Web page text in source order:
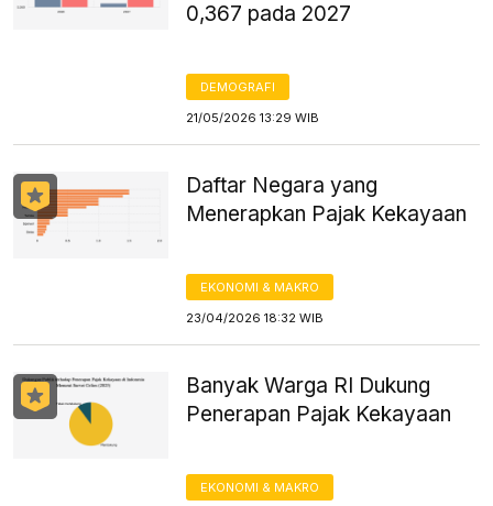
0,367 pada 2027
DEMOGRAFI
21/05/2026 13:29 WIB
Daftar Negara yang
Menerapkan Pajak Kekayaan
EKONOMI & MAKRO
23/04/2026 18:32 WIB
Banyak Warga RI Dukung
Penerapan Pajak Kekayaan
EKONOMI & MAKRO